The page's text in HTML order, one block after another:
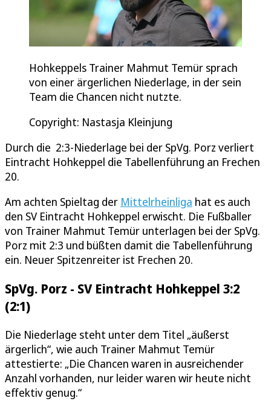
Hohkeppels Trainer Mahmut Temür sprach
von einer ärgerlichen Niederlage, in der sein
Team die Chancen nicht nutzte.
Copyright: Nastasja Kleinjung
Durch die 2:3-Niederlage bei der SpVg. Porz verliert
Eintracht Hohkeppel die Tabellenführung an Frechen
20.
Am achten Spieltag der Mittelrheinliga hat es auch
den SV Eintracht Hohkeppel erwischt. Die Fußballer
von Trainer Mahmut Temür unterlagen bei der SpVg.
Porz mit 2:3 und büßten damit die Tabellenführung
ein. Neuer Spitzenreiter ist Frechen 20.
SpVg. Porz - SV Eintracht Hohkeppel 3:2
(2:1)
Die Niederlage steht unter dem Titel „äußerst
ärgerlich“, wie auch Trainer Mahmut Temür
attestierte: „Die Chancen waren in ausreichender
Anzahl vorhanden, nur leider waren wir heute nicht
effektiv genug.“